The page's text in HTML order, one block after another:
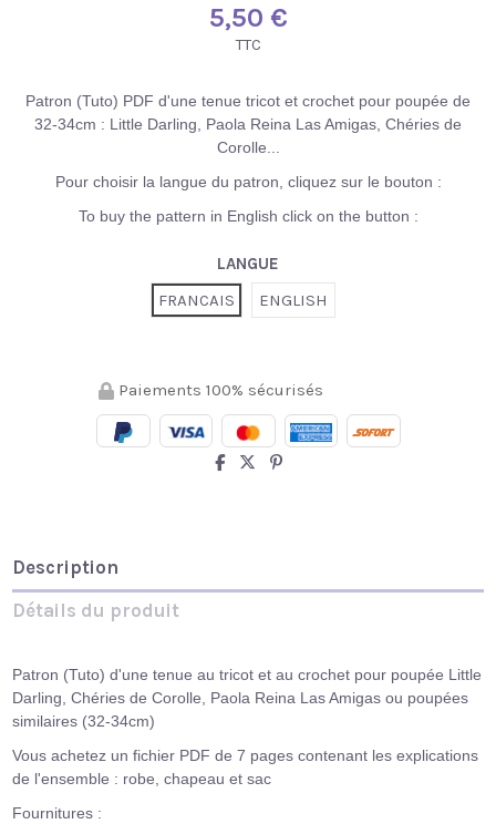
5,50 €
TTC
Patron (Tuto) PDF d'une tenue tricot et crochet pour poupée de
32-34cm : Little Darling, Paola Reina Las Amigas, Chéries de
Corolle...
Pour choisir la langue du patron, cliquez sur le bouton :
To buy the pattern in English click on the button :
LANGUE
FRANCAIS
ENGLISH
Paiements 100% sécurisés
Description
Détails du produit
Patron (Tuto) d'une tenue au tricot et au crochet pour poupée Little
Darling, Chéries de Corolle, Paola Reina Las Amigas ou poupées
similaires (32-34cm)
Vous achetez un fichier PDF de 7 pages contenant les explications
de l'ensemble : robe, chapeau et sac
Fournitures :